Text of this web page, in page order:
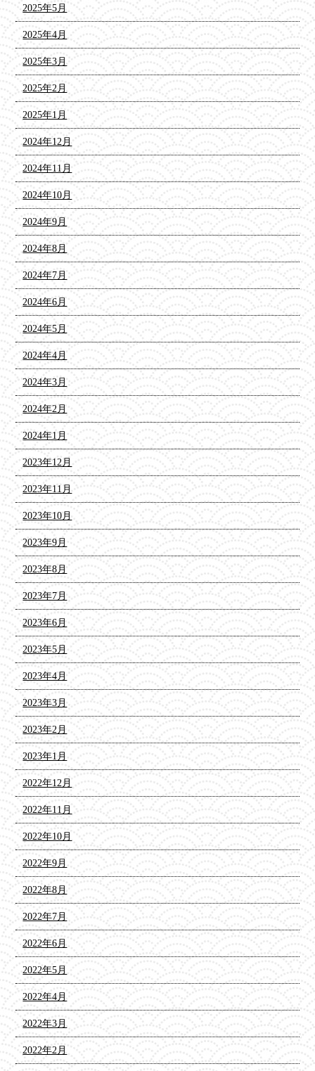
2025年5月
2025年4月
2025年3月
2025年2月
2025年1月
2024年12月
2024年11月
2024年10月
2024年9月
2024年8月
2024年7月
2024年6月
2024年5月
2024年4月
2024年3月
2024年2月
2024年1月
2023年12月
2023年11月
2023年10月
2023年9月
2023年8月
2023年7月
2023年6月
2023年5月
2023年4月
2023年3月
2023年2月
2023年1月
2022年12月
2022年11月
2022年10月
2022年9月
2022年8月
2022年7月
2022年6月
2022年5月
2022年4月
2022年3月
2022年2月